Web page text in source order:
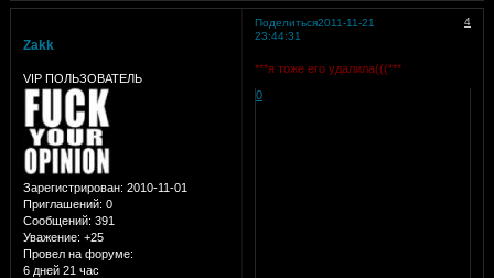
Поделиться 4
2011-11-21
23:44:31
Zakk
VIP ПОЛЬЗОВАТЕЛЬ
Зарегистрирован: 2010-11-01
Приглашений: 0
Сообщений: 391
Уважение: +25
Провел на форуме:
6 дней 21 час
***я тоже его удалила(((***
0